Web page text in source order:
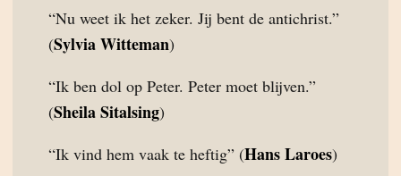
“Nu weet ik het zeker. Jij bent de antichrist.”
(Sylvia Witteman)
“Ik ben dol op Peter. Peter moet blijven.”
(Sheila Sitalsing)
“Ik vind hem vaak te heftig” (Hans Laroes)